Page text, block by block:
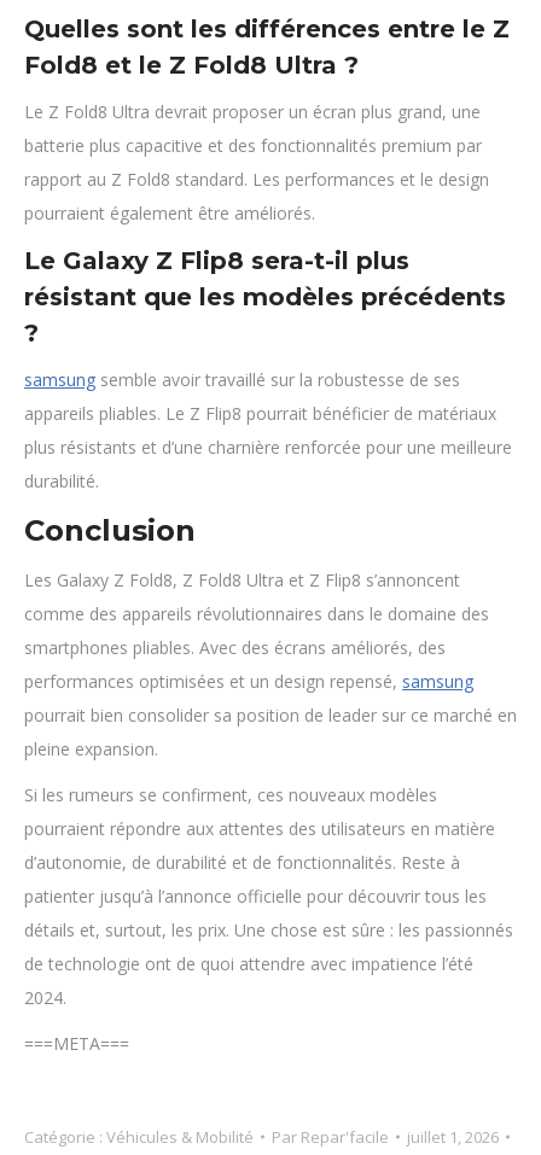
Quelles sont les différences entre le Z
Fold8 et le Z Fold8 Ultra ?
Le Z Fold8 Ultra devrait proposer un écran plus grand, une
batterie plus capacitive et des fonctionnalités premium par
rapport au Z Fold8 standard. Les performances et le design
pourraient également être améliorés.
Le Galaxy Z Flip8 sera-t-il plus
résistant que les modèles précédents
?
samsung semble avoir travaillé sur la robustesse de ses
appareils pliables. Le Z Flip8 pourrait bénéficier de matériaux
plus résistants et d’une charnière renforcée pour une meilleure
durabilité.
Conclusion
Les Galaxy Z Fold8, Z Fold8 Ultra et Z Flip8 s’annoncent
comme des appareils révolutionnaires dans le domaine des
smartphones pliables. Avec des écrans améliorés, des
performances optimisées et un design repensé, samsung
pourrait bien consolider sa position de leader sur ce marché en
pleine expansion.
Si les rumeurs se confirment, ces nouveaux modèles
pourraient répondre aux attentes des utilisateurs en matière
d’autonomie, de durabilité et de fonctionnalités. Reste à
patienter jusqu’à l’annonce officielle pour découvrir tous les
détails et, surtout, les prix. Une chose est sûre : les passionnés
de technologie ont de quoi attendre avec impatience l’été
2024.
===META===
Catégorie : Véhicules & Mobilité Par Repar'facile
juillet 1, 2026